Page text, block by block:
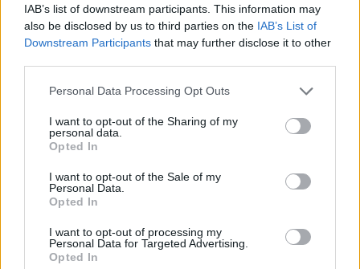
IAB’s list of downstream participants. This information may
also be disclosed by us to third parties on the IAB’s List of
Downstream Participants that may further disclose it to other
Personal Data Processing Opt Outs
I want to opt-out of the Sharing of my
personal data.
Opted In
I want to opt-out of the Sale of my
Personal Data.
Opted In
I want to opt-out of processing my
Personal Data for Targeted Advertising.
Opted In
T
A
N
R
A
S
É
S
A
R N É S
BUSCAR MÁS
RESPUESTAS
Palabras Conectadas Respuesta de nivel 25693